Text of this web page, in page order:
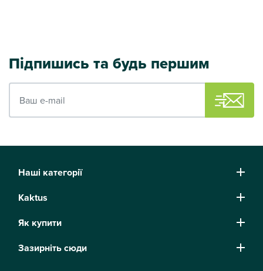
Підпишись та будь першим
Наші категорії
Kaktus
Як купити
Зазирніть сюди